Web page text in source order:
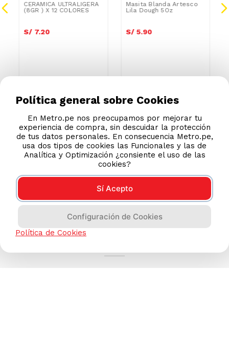
CERAMICA ULTRALIGERA
(8GR ) X 12 COLORES
S/ 7.20
Masita Blanda Artesco
Lila Dough 5Oz
S/ 5.90
Política general sobre Cookies
En Metro.pe nos preocupamos por mejorar tu
experiencia de compra, sin descuidar la protección
de tus datos personales. En consecuencia Metro.pe,
usa dos tipos de cookies las Funcionales y las de
Analítica y Optimización ¿consiente el uso de las
cookies?
Sí Acepto
Configuración de Cookies
Política de Cookies